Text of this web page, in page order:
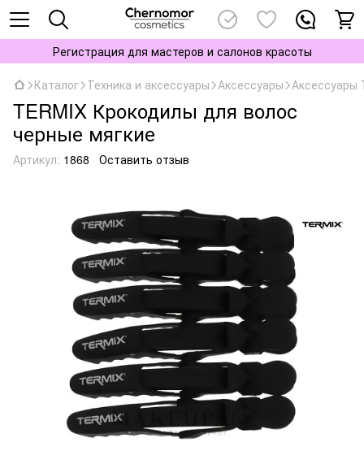
Регистрация для мастеров и салонов красоты
Каталог Техника и аксессуары Аксессуары Аксессуары
TERMIX Крокодилы для волос
черные мягкие
Артикул: 1868 Оставить отзыв